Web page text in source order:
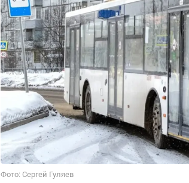
Фото: Сергей Гуляев